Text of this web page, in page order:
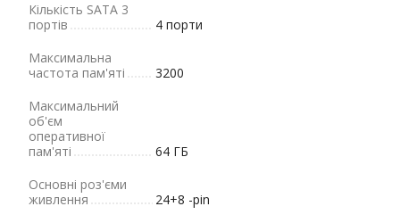
Кількість SATA 3
портів
4 порти
Максимальна
частота пам'яті
3200
Максимальний
об'єм
оперативної
пам'яті
64 ГБ
Основні роз'єми
живлення
24+8 -pin